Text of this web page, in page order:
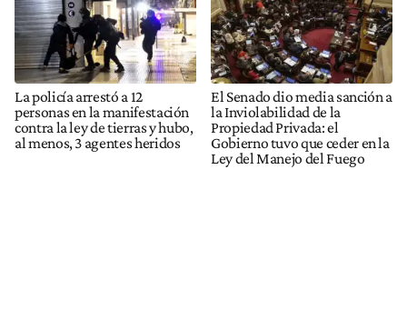
La policía arrestó a 12
personas en la manifestación
contra la ley de tierras y hubo,
al menos, 3 agentes heridos
El Senado dio media sanción a
la Inviolabilidad de la
Propiedad Privada: el
Gobierno tuvo que ceder en la
Ley del Manejo del Fuego